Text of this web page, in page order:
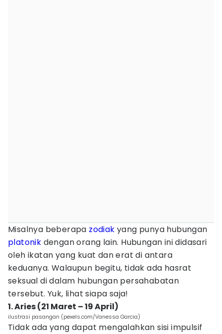
Misalnya beberapa zodiak yang punya hubungan
platonik dengan orang lain. Hubungan ini didasari
oleh ikatan yang kuat dan erat di antara
keduanya. Walaupun begitu, tidak ada hasrat
seksual di dalam hubungan persahabatan
tersebut. Yuk, lihat siapa saja!
1. Aries (21 Maret – 19 April)
ilustrasi pasangan (pexels.com/Vanessa Garcia)
Tidak ada yang dapat mengalahkan sisi impulsif